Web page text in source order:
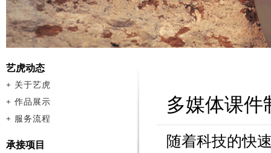
多媒体课件
随着科技的快
艺虎动态
+ 关于艺虎
+ 作品展示
+ 服务流程
承接项目